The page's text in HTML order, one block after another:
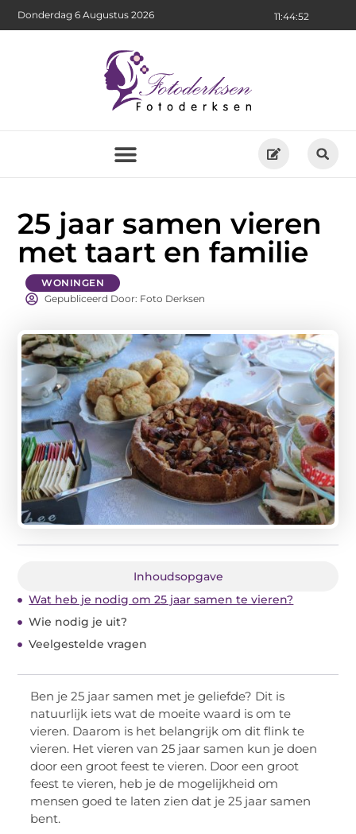
11:44:53
Donderdag 6 Augustus 2026
25 jaar samen vieren
met taart en familie
WONINGEN
Gepubliceerd Door: Foto Derksen
Inhoudsopgave
Wat heb je nodig om 25 jaar samen te vieren?
Wie nodig je uit?
Veelgestelde vragen
Ben je 25 jaar samen met je geliefde? Dit is
natuurlijk iets wat de moeite waard is om te
vieren. Daarom is het belangrijk om dit flink te
vieren. Het vieren van 25 jaar samen kun je doen
door een groot feest te vieren. Door een groot
feest te vieren, heb je de mogelijkheid om
mensen goed te laten zien dat je 25 jaar samen
bent.